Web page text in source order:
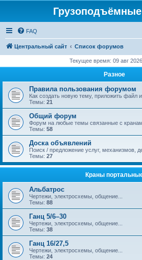
FAQ
Центральный сайт Список форумов
Текущее время: 09 авг
Разное
Правила пользования форумом
Как создать новую тему, приложить файл и
Темы: 21
Общий форум
Форум на любые темы связанные с
Темы: 58
Доска объявлений
Поиск / предложение услуг, механизмов,
Темы: 27
Краны
Альбатрос
Чертежи, электросхемы, общение...
Темы: 88
Ганц 5/6–30
Чертежи, электросхемы, общение...
Темы: 38
Ганц 16/27,5
Чертежи, электросхемы, общение...
Темы: 24